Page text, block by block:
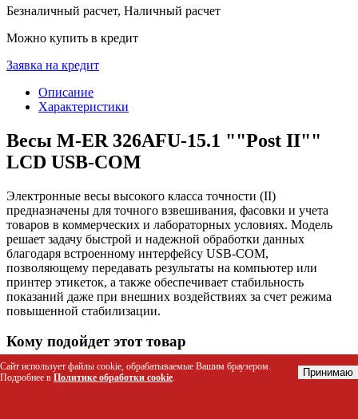
Безналичный расчет, Наличный расчет
Можно купить в кредит
Заявка на кредит
Описание
Характеристики
Весы M-ER 326AFU-15.1 ""Post II""
LСD USB-COM
Электронные весы высокого класса точности (II)
предназначены для точного взвешивания, фасовки и учета
товаров в коммерческих и лабораторных условиях. Модель
решает задачу быстрой и надежной обработки данных
благодаря встроенному интерфейсу USB-COM,
позволяющему передавать результаты на компьютер или
принтер этикеток, а также обеспечивает стабильность
показаний даже при внешних воздействиях за счет режима
повышенной стабилизации.
Кому подойдет этот товар
Торговые точки и магазины продуктов питания для
фасовки сыпучих товаров и полуфабрикатов.
Сайт использует файлы cookie, обрабатываемые Вашим браузером.
Подробнее в Политике обработки cookie. Принимаю